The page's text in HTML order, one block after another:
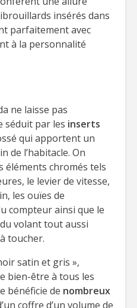
insérés dans
parfaitement avec
à la personnalité
ne laisse pas
séduit par les inserts
qui apportent un
de l’habitacle. On
éléments chromés tels
le levier de vitesse,
les ouïes de
compteur ainsi que le
volant tout aussi
toucher.
satin et gris »,
bien-être à tous les
bénéficie de nombreux
coffre d’un volume de